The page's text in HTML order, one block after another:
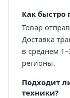
Как быстро
Товар
Доставка
в среднем
регионы.
Подходит
техники?